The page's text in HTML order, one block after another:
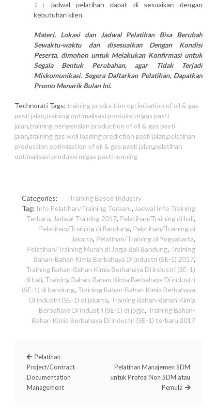
J : Jadwal pelatihan dapat di sesuaikan dengan
kebutuhan klien.
Materi, Lokasi dan Jadwal Pelatihan Bisa Berubah
Sewaktu-waktu dan disesuaikan Dengan Kondisi
Peserta, dimohon untuk Melakukan Konfirmasi untuk
Segala Bentuk Perubahan, agar Tidak Terjadi
Miskomunikasi. Segera Daftarkan Pelatihan, Dapatkan
Promo Menarik Bulan Ini.
Technorati Tags: training production optimization of oil & gas
pasti jalan,training optimalisasi produksi migas pasti
jalan,training pengenalan production of oil & gas pasti
jalan,training gas well loading prediction pasti jalan,pelatihan
production optimization of oil & gas pasti jalan,pelatihan
optimalisasi produksi migas pasti running
Categories:
Training Based Industry
Tag: Info Pelatihan/Training Terbaru, Jadwal Info Training
Terbaru, Jadwal Training 2017, Pelatihan/Training di bali,
Pelatihan/Training di Bandung, Pelatihan/Training di
Jakarta, Pelatihan/Training di Yogyakarta,
Pelatihan/Training Murah di Jogja Bali Bandung, Training
Bahan-Bahan Kimia Berbahaya Di industri (SE-1) 2017,
Training Bahan-Bahan Kimia Berbahaya Di industri (SE-1)
di bali, Training Bahan-Bahan Kimia Berbahaya Di industri
(SE-1) di bandung, Training Bahan-Bahan Kimia Berbahaya
Di industri (SE-1) di jakarta, Training Bahan-Bahan Kimia
Berbahaya Di industri (SE-1) di jogja, Training Bahan-
Bahan Kimia Berbahaya Di industri (SE-1) terbaru 2017
Pelatihan
Project/Contract
Documentation
Management
Pelatihan Manajemen SDM
untuk Profesi Non SDM atau
Pemula